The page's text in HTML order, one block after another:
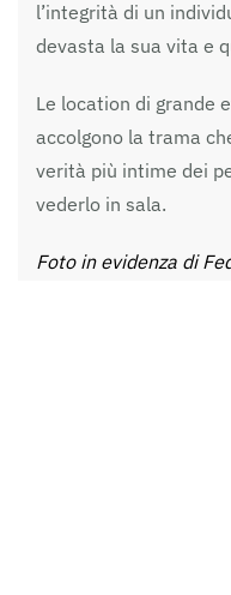
l’integrità di un
devasta la sua vita e
Le location di grande
accolgono la trama
verità più intime dei
vederlo in sala.
Foto in evidenza di